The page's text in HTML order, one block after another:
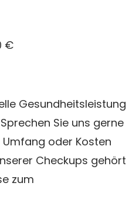
€
Gesundheitsleistung
Sie uns gerne
Umfang oder Kosten
Checkups gehört
zum